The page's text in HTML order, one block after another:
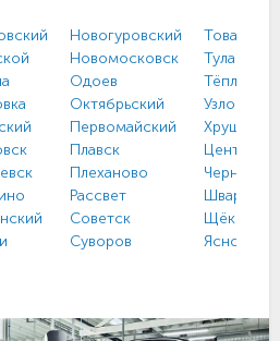
Новогуровский
Новомосковск
Одоев
Октябрьский
Первомайский
Плавск
Плеханово
Рассвет
Советск
Суворов
Тула
Тёплое
Узловая
Хрущево
Чернь
Щёкино
Ясногорск